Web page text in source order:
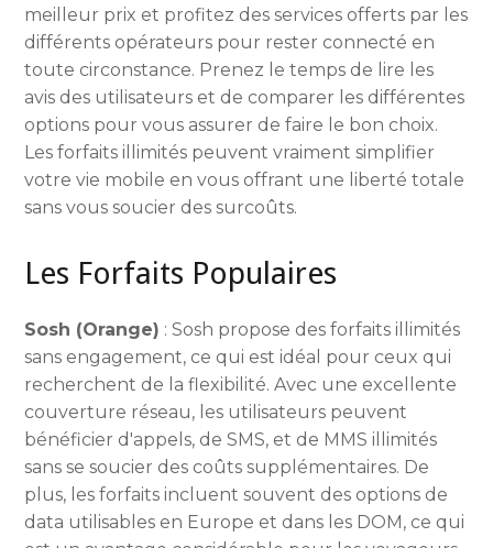
meilleur prix et profitez des services offerts par les
différents opérateurs pour rester connecté en
toute circonstance. Prenez le temps de lire les
avis des utilisateurs et de comparer les différentes
options pour vous assurer de faire le bon choix.
Les forfaits illimités peuvent vraiment simplifier
votre vie mobile en vous offrant une liberté totale
sans vous soucier des surcoûts.
Les Forfaits Populaires
Sosh (Orange) : Sosh propose des forfaits illimités
sans engagement, ce qui est idéal pour ceux qui
recherchent de la flexibilité. Avec une excellente
couverture réseau, les utilisateurs peuvent
bénéficier d'appels, de SMS, et de MMS illimités
sans se soucier des coûts supplémentaires. De
plus, les forfaits incluent souvent des options de
data utilisables en Europe et dans les DOM, ce qui